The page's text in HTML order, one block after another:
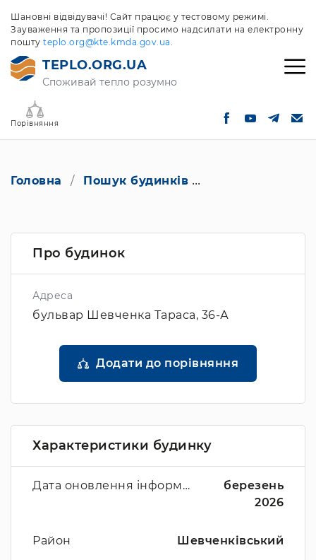
Шановні відвідувачі! Сайт працює у тестовому режимі.
Зауваження та пропозиції просимо надсилати на електронну
пошту teplo.org@kte.kmda.gov.ua.
TEPLO.ORG.UA
Споживай тепло розумно
Порівняння
Головна Пошук будинків
Про будинок
Адреса
бульвар Шевченка Тараса, 36-А
Додати до порівняння
Характеристики будинку
Дата оновлення інформації
березень
2026
Район Шевченківський